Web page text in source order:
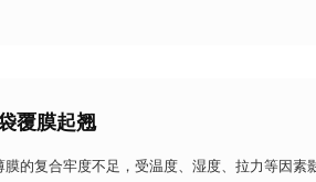
覆膜起翘
的复合牢度不足，受温度、湿度、拉力等因素